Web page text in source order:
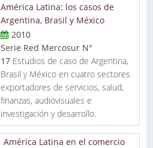
América Latina: los casos de
Argentina, Brasil y México
2010
Serie Red Mercosur N°
17 Estudios de caso de Argentina,
Brasil y México en cuatro sectores
exportadores de servicios, salud,
finanzas, audiovisuales e
investigación y desarrollo.
América Latina en el comercio